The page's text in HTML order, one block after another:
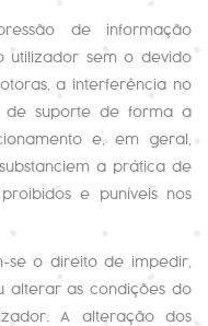
de informação
utilizador sem o devido
a interferência no
de suporte de forma a
e, em geral,
a prática de
e puníveis nos
se o direito de impedir,
alterar as condições do
A alteração dos